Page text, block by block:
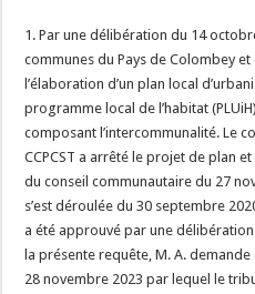
1. Par une délibération du 14
communes du Pays de Colombey
l’élaboration d’un plan local
programme local de l’habitat
composant l’intercommunalité. Le
CCPCST a arrêté le projet de plan
du conseil communautaire du 27
s’est déroulée du 30 septembre
a été approuvé par une
la présente requête, M. A.
28 novembre 2023 par lequel le